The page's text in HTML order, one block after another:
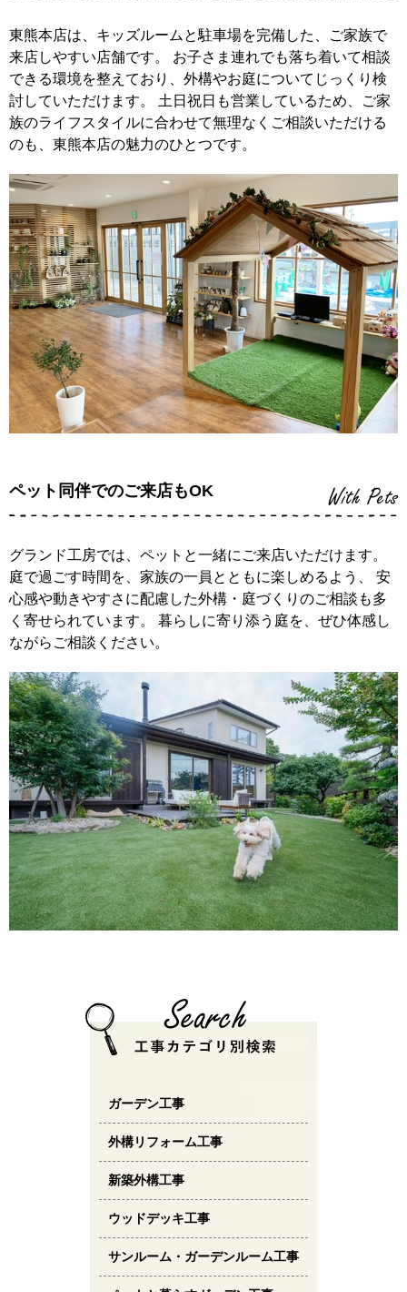
東熊本店は、キッズルームと駐車場を完備した、ご家族で
来店しやすい店舗です。 お子さま連れでも落ち着いて相談
できる環境を整えており、外構やお庭についてじっくり検
討していただけます。 土日祝日も営業しているため、ご家
族のライフスタイルに合わせて無理なくご相談いただける
のも、東熊本店の魅力のひとつです。
ペット同伴でのご来店もOK With Pets
グランド工房では、ペットと一緒にご来店いただけます。
庭で過ごす時間を、家族の一員とともに楽しめるよう、 安
心感や動きやすさに配慮した外構・庭づくりのご相談も多
く寄せられています。 暮らしに寄り添う庭を、ぜひ体感し
ながらご相談ください。
ガーデン工事
外構リフォーム工事
新築外構工事
ウッドデッキ工事
サンルーム・ガーデンルーム工事